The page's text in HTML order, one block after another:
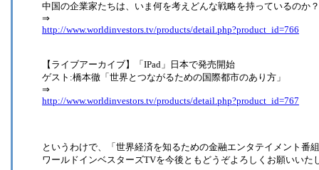
中国の企業家たちは、いま何を考えどんな戦略を持っているのか？
⇒
http://www.worldinvestors.tv/products/detail.php?product_id=766
【ライブアーカイブ】「IPad」日本で発売開始
ゲスト:橋本徹「世界とつながるための国際都市のあり方」
⇒
http://www.worldinvestors.tv/products/detail.php?product_id=767
というわけで、「世界経済を知るための金融エンタテイメント番
ワールドインベスターズTVを今後ともどうぞよろしくお願いいた